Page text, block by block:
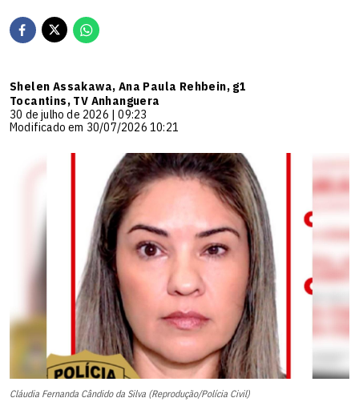
Shelen Assakawa, Ana Paula Rehbein, g1
Tocantins, TV Anhanguera
30 de julho de 2026 | 09:23
Modificado em 30/07/2026 10:21
Cláudia Fernanda Cândido da Silva (Reprodução/Polícia Civil)